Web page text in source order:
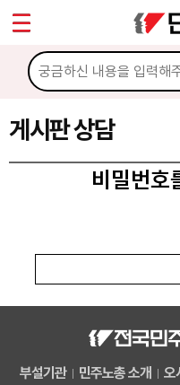
게시판 상담
비밀번호
부설기관 민주노총 소개 오
마이페이지
소개
소식
권리찾기수첩 검색
바로보기
찾아보기
노동조합 가입 안내